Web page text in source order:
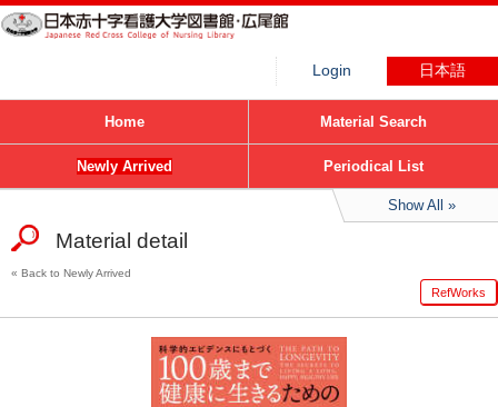
Login 日本語
Home Material Search
Newly Arrived Periodical List
Show All
Material detail
Back to Newly Arrived
RefWorks